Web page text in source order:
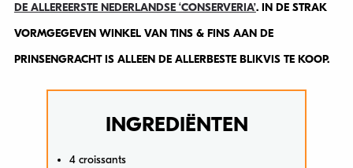
DE ALLEREERSTE NEDERLANDSE ‘CONSERVERIA’. IN DE STRAK
VORMGEGEVEN WINKEL VAN TINS & FINS AAN DE
PRINSENGRACHT IS ALLEEN DE ALLERBESTE BLIKVIS TE KOOP.
INGREDIËNTEN
4 croissants